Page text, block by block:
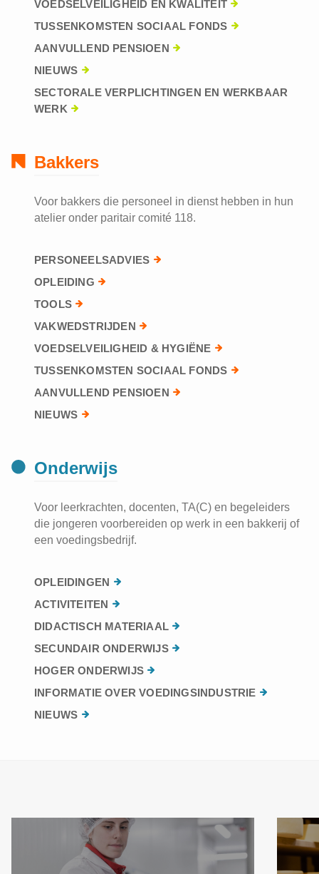
VOEDSELVEILIGHEID EN KWALITEIT
TUSSENKOMSTEN SOCIAAL FONDS
AANVULLEND PENSIOEN
NIEUWS
SECTORALE VERPLICHTINGEN EN WERKBAAR
WERK
Bakkers
Voor bakkers die personeel in dienst hebben in hun
atelier onder paritair comité 118.
PERSONEELSADVIES
OPLEIDING
TOOLS
VAKWEDSTRIJDEN
VOEDSELVEILIGHEID & HYGIËNE
TUSSENKOMSTEN SOCIAAL FONDS
AANVULLEND PENSIOEN
NIEUWS
Onderwijs
Voor leerkrachten, docenten, TA(C) en begeleiders
die jongeren voorbereiden op werk in een bakkerij of
een voedingsbedrijf.
OPLEIDINGEN
ACTIVITEITEN
DIDACTISCH MATERIAAL
SECUNDAIR ONDERWIJS
HOGER ONDERWIJS
INFORMATIE OVER VOEDINGSINDUSTRIE
NIEUWS